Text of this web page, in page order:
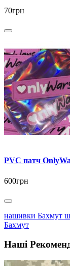
70грн
PVC патч
600грн
нашивки Бахмут
Бахмут
Наші